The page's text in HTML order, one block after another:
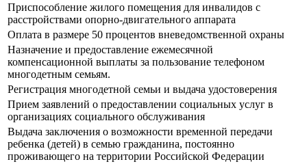
Приспособление жилого помещения для инвалидов с
расстройствами опорно-двигательного аппарата
Оплата в размере 50 процентов вневедомственной охраны
Назначение и предоставление ежемесячной
компенсационной выплаты за пользование телефоном
многодетным семьям.
Регистрация многодетной семьи и выдача удостоверения
Прием заявлений о предоставлении социальных услуг в
организациях социального обслуживания
Выдача заключения о возможности временной передачи
ребенка (детей) в семью гражданина, постоянно
проживающего на территории Российской Федерации